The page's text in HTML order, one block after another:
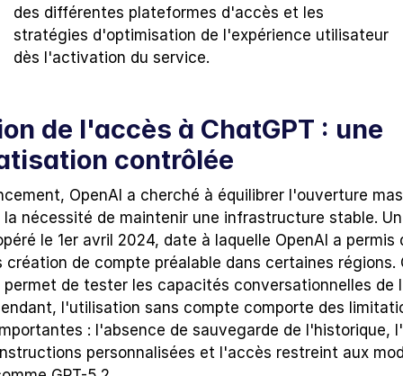
des différentes plateformes d'accès et les
stratégies d'optimisation de l'expérience utilisateur
dès l'activation du service.
de l'accès à ChatGPT : une
contrôlée
OpenAI a cherché à équilibrer l'ouverture
nécessité de maintenir une infrastructure stable.
le 1er avril 2024, date à laquelle OpenAI a permis
création de compte préalable dans certaines
de tester les capacités conversationnelles de
l'utilisation sans compte comporte des
: l'absence de sauvegarde de l'historique,
personnalisées et l'accès restreint aux